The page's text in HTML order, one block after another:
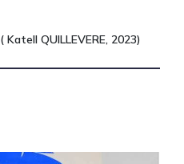
QUILLEVERE, 2023)